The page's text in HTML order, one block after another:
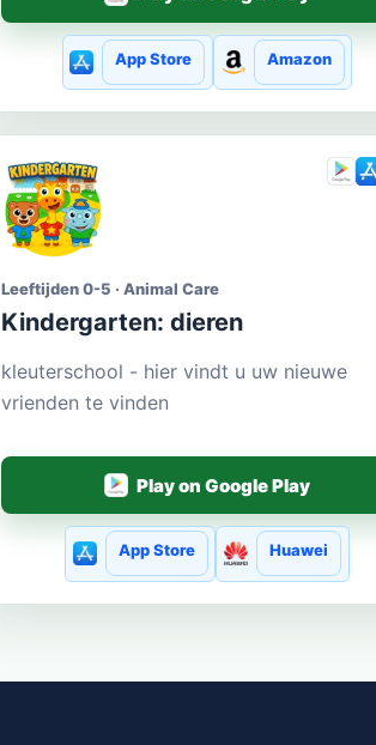
App Store Amazon
Leeftijden 0-5 · Animal Care
Kindergarten: dieren
kleuterschool - hier vindt u uw nieuwe
vrienden te vinden
Play on Google Play
App Store Huawei